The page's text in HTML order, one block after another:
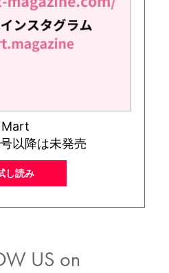
Mart
以降は未発売
し読み
US on